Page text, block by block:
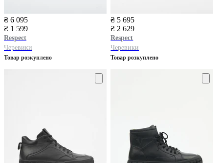
₴ 6 095
₴ 1 599
Respect
Черевики
Товар розкуплено
₴ 5 695
₴ 2 629
Respect
Черевики
Товар розкуплено